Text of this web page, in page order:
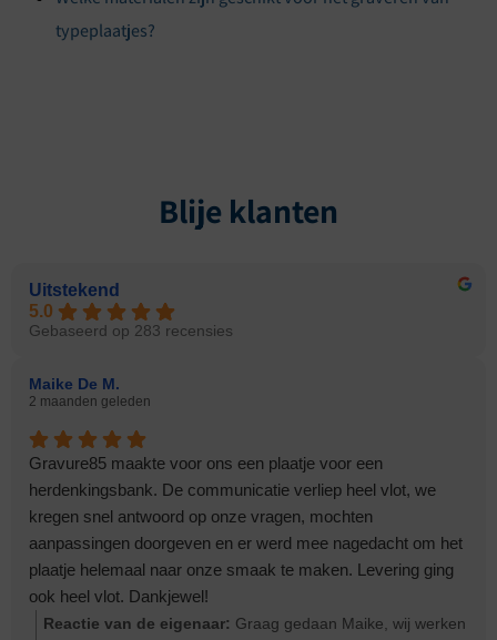
typeplaatjes?
Blije klanten
Uitstekend
5.0
Gebaseerd op 283 recensies
Maike De M.
2 maanden geleden
Gravure85 maakte voor ons een plaatje voor een
herdenkingsbank. De communicatie verliep heel vlot, we
kregen snel antwoord op onze vragen, mochten
aanpassingen doorgeven en er werd mee nagedacht om het
plaatje helemaal naar onze smaak te maken. Levering ging
ook heel vlot. Dankjewel!
Reactie van de eigenaar: Graag gedaan Maike, wij werken